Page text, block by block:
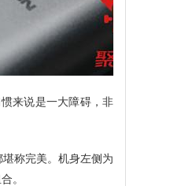
来说是一大障碍，非
称完美。机身左侧为
。